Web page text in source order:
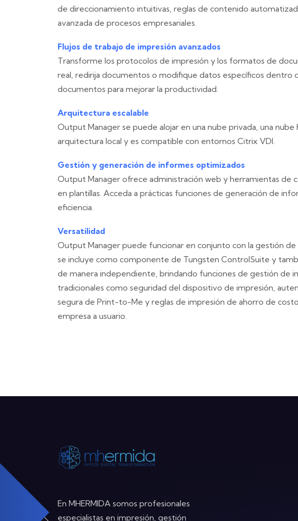
de direccionamiento intuitivas, reglas de contenido
avanzada de procesos empresariales.
Flujos de trabajo de impresión avanzados
Transforme los protocolos de impresión y los formatos de
real, redirija documentos o modifique datos específicos dentro
documentos para mejorar la productividad.
Arquitectura escalable
Output Manager se puede alojar en una nube privada, una nube
arquitectura local y es compatible con entornos Citrix VDI.
Gestión y generación de informes optimizados
Output Manager ofrece administración web y herramientas de
en plantillas. Acceda a prácticas funciones de generación de
eficiencia.
Versatilidad
Output Manager puede funcionar en conjunto con la gestión
se incluye como componente de Tungsten ControlSuite y
de manera independiente, brindando funciones de gestión de
tradicionales como seguridad del dispositivo de impresión,
segura de Print-to-Me y reglas de impresión de ahorro de
empresa a usuario.
En MHERMIDA somos profesionales
especialistas en impresión, gestión